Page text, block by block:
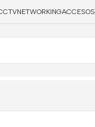
NETWORKINGACCESOS